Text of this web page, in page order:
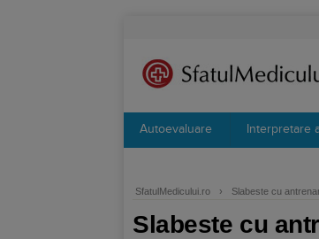
Autoevaluare Interpretare
SfatulMedicului.ro › Slabeste cu
Slabeste cu